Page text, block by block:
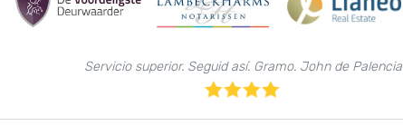
Servicio superior. Seguid así. Gramo. John de Palencia